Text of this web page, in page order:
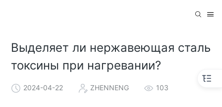
Выделяет ли нержавеющая сталь
токсины при нагревании?
2024-04-22 ZHENNENG 103